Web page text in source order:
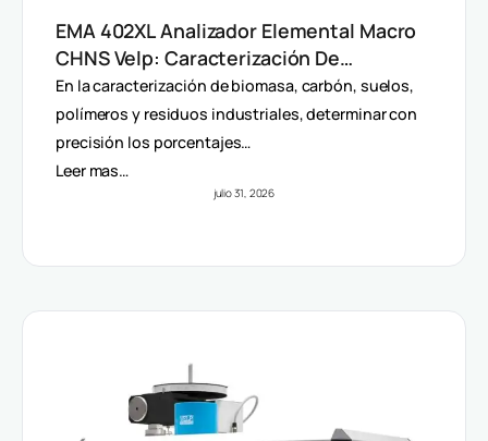
EMA 402XL Analizador Elemental Macro
CHNS Velp: Caracterización De
Muestras Heterogéneas Y Grandes
Volúmenes
En la caracterización de biomasa, carbón, suelos,
polímeros y residuos industriales, determinar con
precisión los porcentajes…
Leer mas…
julio 31, 2026